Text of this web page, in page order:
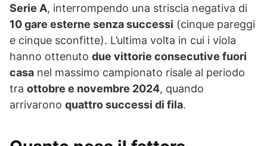
Serie A, interrompendo una striscia negativa di
10 gare esterne senza successi (cinque pareggi
e cinque sconfitte). L’ultima volta in cui i viola
hanno ottenuto due vittorie consecutive fuori
casa nel massimo campionato risale al periodo
tra ottobre e novembre 2024, quando
arrivarono quattro successi di fila.